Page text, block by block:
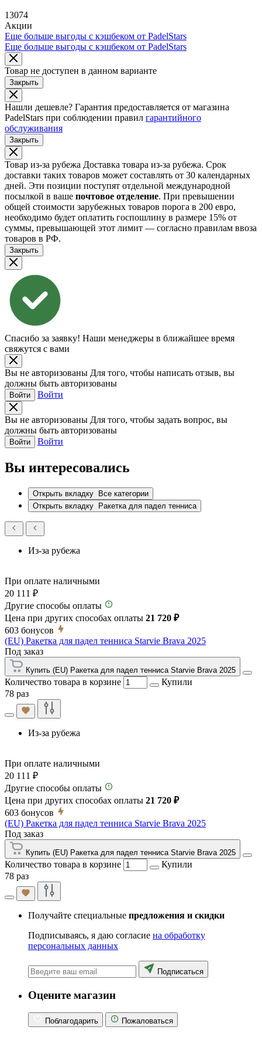
13074
Акции
Еще больше выгоды с кэшбеком от PadelStars
Еще больше выгоды с кэшбеком от PadelStars
Товар не доступен в данном варианте
Закрыть
Нашли дешевле? Гарантия предоставляется от магазина
PadelStars при соблюдении правил гарантийного
обслуживания
Закрыть
Товар из-за рубежа Доставка товара из-за рубежа. Срок
доставки таких товаров может составлять от 30 календарных
дней. Эти позиции поступят отдельной международной
посылкой в ваше почтовое отделение. При превышении
общей стоимости зарубежных товаров порога в 200 евро,
необходимо будет оплатить госпошлину в размере 15% от
суммы, превышающей этот лимит — согласно правилам ввоза
товаров в РФ.
Закрыть
Спасибо за заявку! Наши менеджеры в ближайшее время
свяжутся с вами
Вы не авторизованы Для того, чтобы написать отзыв, вы
должны быть авторизованы
Войти Войти
Вы не авторизованы Для того, чтобы задать вопрос, вы
должны быть авторизованы
Войти Войти
Вы интересовались
Открыть вкладку
Все категории
Открыть вкладку
Ракетка для падел тенниса
Из-за рубежа
При оплате наличными
20 111 ₽
Другие способы оплаты
Цена при других способах оплаты 21 720 ₽
603 бонусов
(EU) Ракетка для падел тенниса Starvie Brava 2025
Под заказ
Купить (EU) Ракетка для падел тенниса Starvie Brava 2025
Количество товара в корзине
Купили
78 раз
Из-за рубежа
При оплате наличными
20 111 ₽
Другие способы оплаты
Цена при других способах оплаты 21 720 ₽
603 бонусов
(EU) Ракетка для падел тенниса Starvie Brava 2025
Под заказ
Купить (EU) Ракетка для падел тенниса Starvie Brava 2025
Количество товара в корзине
Купили
78 раз
Получайте специальные предложения и скидки
Подписываясь, я даю согласие на обработку
персональных данных
Подписаться
Оцените магазин
Поблагодарить Пожаловаться